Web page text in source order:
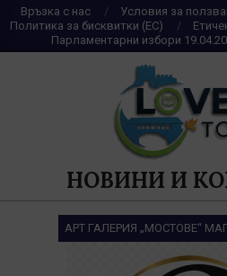
Skip
to
content
Връзка с нас Условия за
Политика за бисквитки (ЕС)
Парламентарни избори
НОВИНИ И
АРТ ГАЛЕРИЯ „МОСТОВЕ“